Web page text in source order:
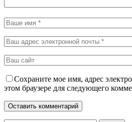
Сохраните мое имя, адрес
этом браузере для следующего